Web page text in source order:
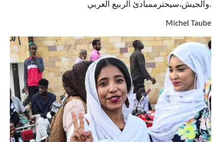
والجيش،سيحترممبادئ الربيع العربي .
Michel Taube